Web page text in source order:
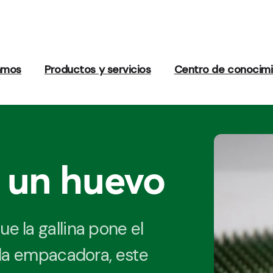
Productos y servicios Centro de
huevo
la gallina pone el
empacadora, este